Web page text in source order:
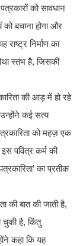
को सावधान
बचाना होगा और
निर्माण का
स्तंभ है, जिसकी
की आड़ में हो रहे
कई सत्य
को महज़ एक
पवित्र कर्म की
का प्रतीक
की बात की जाती है,
है, किंतु
कहा कि यह